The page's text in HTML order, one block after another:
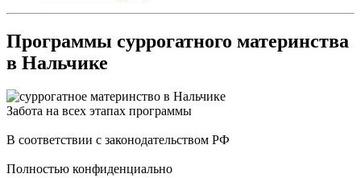
Программы суррогатного материнства
в Нальчике
Забота на всех этапах программы
В соответствии с законодательством РФ
Полностью конфиденциально